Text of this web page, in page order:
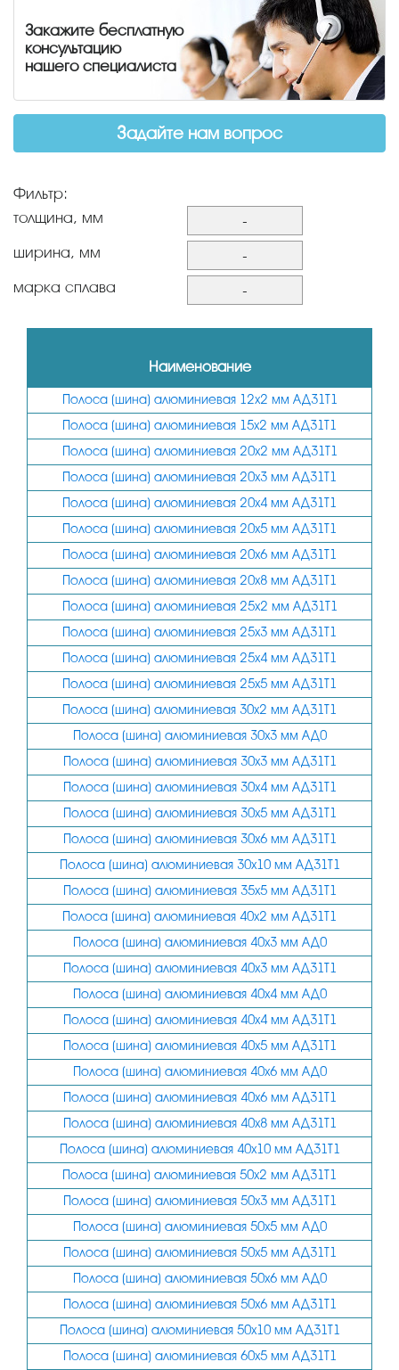
Закажите бесплатную
консультацию
нашего специалиста
Задайте нам вопрос
Фильтр:
толщина, мм
-
3
6
8
10
12
ширина, мм
-
25
30
35
40
50
60
80
100
120
140
160
марка сплава
-
Наименование
Полоса (шина) алюминиевая 12х2 мм АД31Т1
Полоса (шина) алюминиевая 15х2 мм АД31Т1
Полоса (шина) алюминиевая 20х2 мм АД31Т1
Полоса (шина) алюминиевая 20х3 мм АД31Т1
Полоса (шина) алюминиевая 20х4 мм АД31Т1
Полоса (шина) алюминиевая 20х5 мм АД31Т1
Полоса (шина) алюминиевая 20х6 мм АД31Т1
Полоса (шина) алюминиевая 20х8 мм АД31Т1
Полоса (шина) алюминиевая 25х2 мм АД31Т1
Полоса (шина) алюминиевая 25х3 мм АД31Т1
Полоса (шина) алюминиевая 25х4 мм АД31Т1
Полоса (шина) алюминиевая 25х5 мм АД31Т1
Полоса (шина) алюминиевая 30х2 мм АД31Т1
Полоса (шина) алюминиевая 30х3 мм АД0
Полоса (шина) алюминиевая 30х3 мм АД31Т1
Полоса (шина) алюминиевая 30х4 мм АД31Т1
Полоса (шина) алюминиевая 30х5 мм АД31Т1
Полоса (шина) алюминиевая 30х6 мм АД31Т1
Полоса (шина) алюминиевая 30х10 мм АД31Т1
Полоса (шина) алюминиевая 35х5 мм АД31Т1
Полоса (шина) алюминиевая 40х2 мм АД31Т1
Полоса (шина) алюминиевая 40х3 мм АД0
Полоса (шина) алюминиевая 40х3 мм АД31Т1
Полоса (шина) алюминиевая 40х4 мм АД0
Полоса (шина) алюминиевая 40х4 мм АД31Т1
Полоса (шина) алюминиевая 40х5 мм АД31Т1
Полоса (шина) алюминиевая 40х6 мм АД0
Полоса (шина) алюминиевая 40х6 мм АД31Т1
Полоса (шина) алюминиевая 40х8 мм АД31Т1
Полоса (шина) алюминиевая 40х10 мм АД31Т1
Полоса (шина) алюминиевая 50х2 мм АД31Т1
Полоса (шина) алюминиевая 50х3 мм АД31Т1
Полоса (шина) алюминиевая 50х5 мм АД0
Полоса (шина) алюминиевая 50х5 мм АД31Т1
Полоса (шина) алюминиевая 50х6 мм АД0
Полоса (шина) алюминиевая 50х6 мм АД31Т1
Полоса (шина) алюминиевая 50х10 мм АД31Т1
Полоса (шина) алюминиевая 60х5 мм АД31Т1